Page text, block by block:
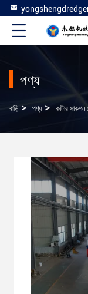
পণ্য
বাড়ি > পণ্য > কাটার সাকশন